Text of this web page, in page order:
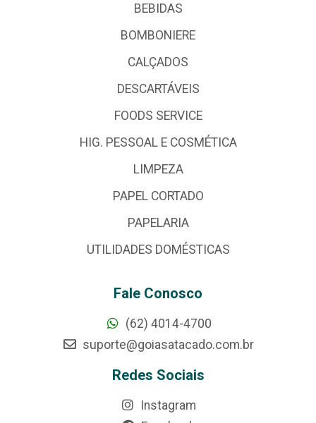
BEBIDAS
BOMBONIERE
CALÇADOS
DESCARTÁVEIS
FOODS SERVICE
HIG. PESSOAL E COSMÉTICA
LIMPEZA
PAPEL CORTADO
PAPELARIA
UTILIDADES DOMÉSTICAS
Fale Conosco
(62) 4014-4700
suporte@goiasatacado.com.br
Redes Sociais
Instagram